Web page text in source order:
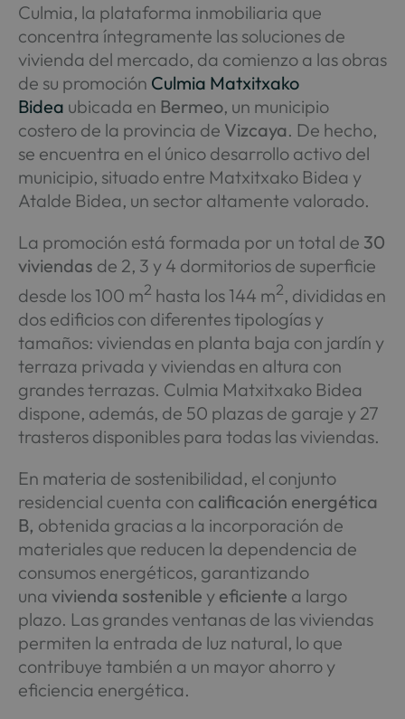
Culmia, la plataforma inmobiliaria que
concentra íntegramente las soluciones de
vivienda del mercado, da comienzo a las obras
de su promoción Culmia Matxitxako
Bidea ubicada en Bermeo, un municipio
costero de la provincia de Vizcaya. De hecho,
se encuentra en el único desarrollo activo del
municipio, situado entre Matxitxako Bidea y
Atalde Bidea, un sector altamente valorado.
La promoción está formada por un total de 30
viviendas de 2, 3 y 4 dormitorios de superficie
desde los 100 m2 hasta los 144 m2, divididas en
dos edificios con diferentes tipologías y
tamaños: viviendas en planta baja con jardín y
terraza privada y viviendas en altura con
grandes terrazas. Culmia Matxitxako Bidea
dispone, además, de 50 plazas de garaje y 27
trasteros disponibles para todas las viviendas.
En materia de sostenibilidad, el conjunto
residencial cuenta con calificación energética
B, obtenida gracias a la incorporación de
materiales que reducen la dependencia de
consumos energéticos, garantizando
una vivienda sostenible y eficiente a largo
plazo. Las grandes ventanas de las viviendas
permiten la entrada de luz natural, lo que
contribuye también a un mayor ahorro y
eficiencia energética.